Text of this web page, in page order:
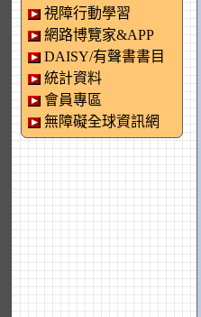
視障行動學習
網路博覽家&APP
DAISY/有聲書書目
統計資料
會員專區
無障礙全球資訊網